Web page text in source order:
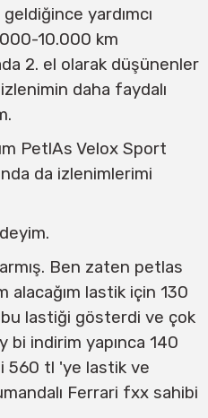
yardımcı
10.000 km
2. el olarak düşünenler
daha faydalı
PetlAs Velox Sport
da izlenimlerimi
Ben zaten petlas
alacağım lastik için 130
bu lastiği gösterdi ve çok
bi indirim yapınca 140
560 tl 'ye lastik ve
Ferrari fxx sahibi